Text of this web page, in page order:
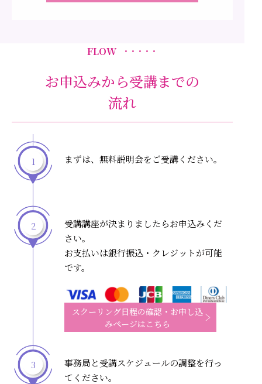
FLOW ・・・・・
お申込みから受講までの
流れ
1 まずは、無料説明会をご受講ください。
2
受講講座が決まりましたらお申込みくだ
さい。
お支払いは銀行振込・クレジットが可能
です。
スクーリング日程の確認・お申し込
みページはこちら
3
事務局と受講スケジュールの調整を行っ
てください。